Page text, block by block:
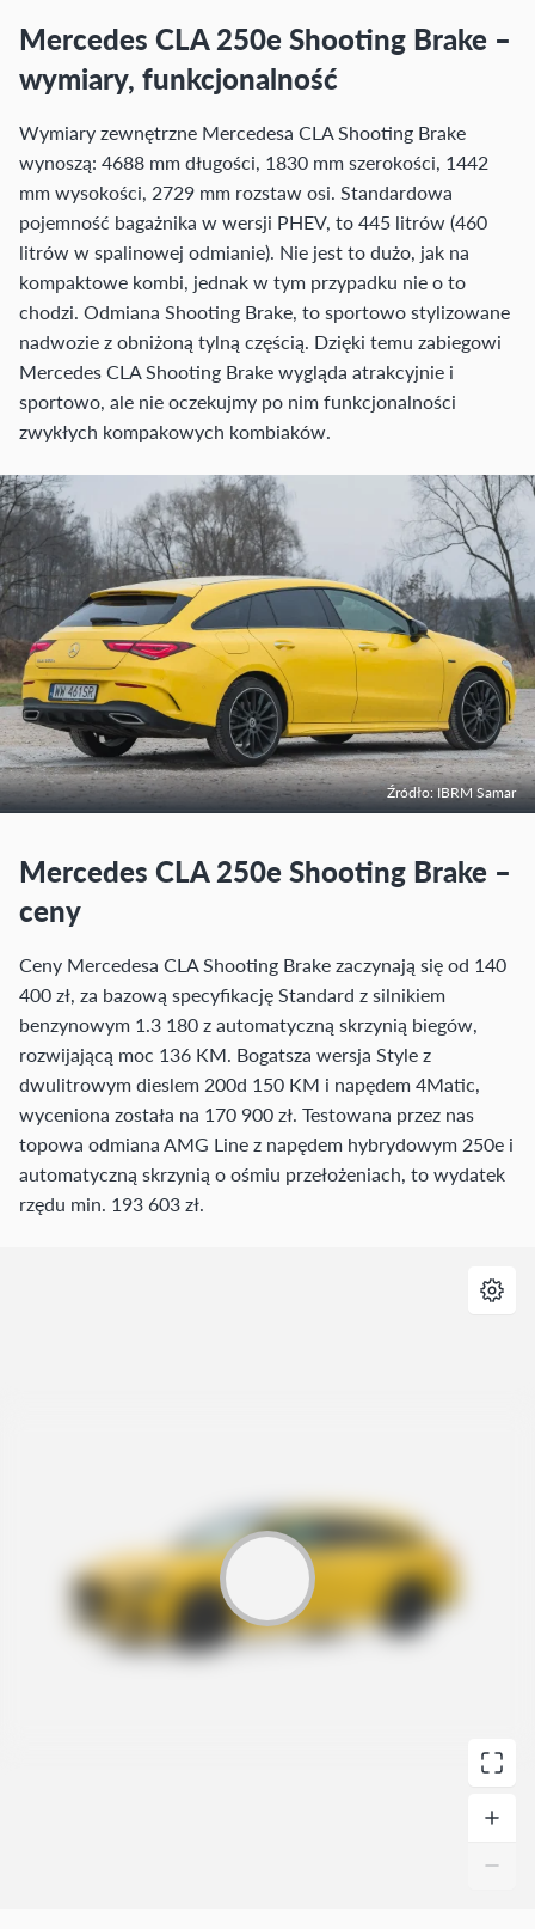
Mercedes CLA 250e Shooting Brake –
wymiary, funkcjonalność
Wymiary zewnętrzne Mercedesa CLA Shooting Brake
wynoszą: 4688 mm długości, 1830 mm szerokości, 1442
mm wysokości, 2729 mm rozstaw osi. Standardowa
pojemność bagażnika w wersji PHEV, to 445 litrów (460
litrów w spalinowej odmianie). Nie jest to dużo, jak na
kompaktowe kombi, jednak w tym przypadku nie o to
chodzi. Odmiana Shooting Brake, to sportowo stylizowane
nadwozie z obniżoną tylną częścią. Dzięki temu zabiegowi
Mercedes CLA Shooting Brake wygląda atrakcyjnie i
sportowo, ale nie oczekujmy po nim funkcjonalności
zwykłych kompakowych kombiaków.
Źródło: IBRM Samar
Mercedes CLA 250e Shooting Brake –
ceny
Ceny Mercedesa CLA Shooting Brake zaczynają się od 140
400 zł, za bazową specyfikację Standard z silnikiem
benzynowym 1.3 180 z automatyczną skrzynią biegów,
rozwijającą moc 136 KM. Bogatsza wersja Style z
dwulitrowym dieslem 200d 150 KM i napędem 4Matic,
wyceniona została na 170 900 zł. Testowana przez nas
topowa odmiana AMG Line z napędem hybrydowym 250e i
automatyczną skrzynią o ośmiu przełożeniach, to wydatek
rzędu min. 193 603 zł.